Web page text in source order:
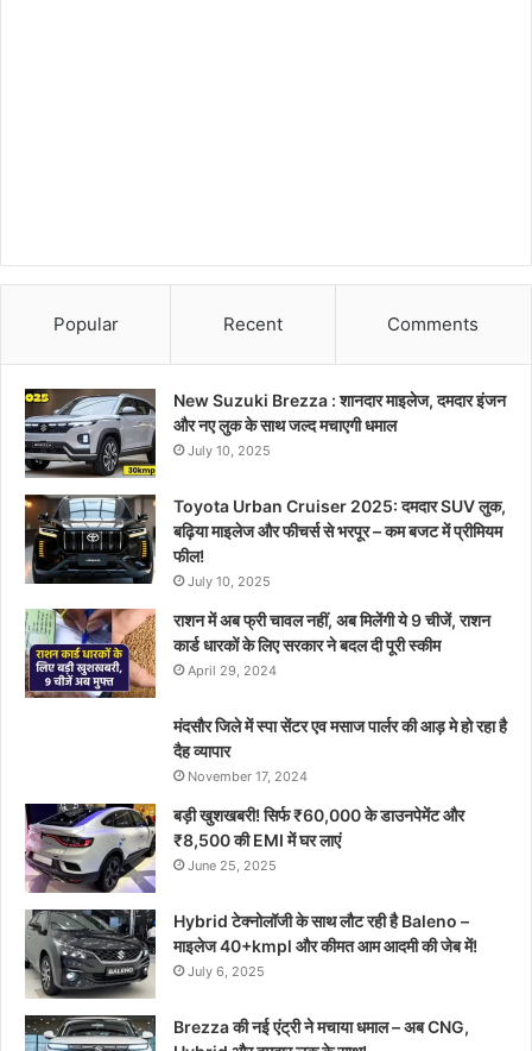
Popular Recent Comments
New Suzuki Brezza : शानदार माइलेज, दमदार इंजन
और नए लुक के साथ जल्द मचाएगी धमाल
July 10, 2025
Toyota Urban Cruiser 2025: दमदार SUV लुक,
बढ़िया माइलेज और फीचर्स से भरपूर – कम बजट में प्रीमियम
फील!
July 10, 2025
राशन में अब फ्री चावल नहीं, अब मिलेंगी ये 9 चीजें, राशन
कार्ड धारकों के लिए सरकार ने बदल दी पूरी स्कीम
April 29, 2024
मंदसौर जिले में स्पा सेंटर एव मसाज पार्लर की आड़ मे हो रहा है
दैह व्यापार
November 17, 2024
बड़ी खुशखबरी! सिर्फ ₹60,000 के डाउनपेमेंट और
₹8,500 की EMI में घर लाएं
June 25, 2025
Hybrid टेक्नोलॉजी के साथ लौट रही है Baleno –
माइलेज 40+kmpl और कीमत आम आदमी की जेब में!
July 6, 2025
Brezza की नई एंट्री ने मचाया धमाल – अब CNG,